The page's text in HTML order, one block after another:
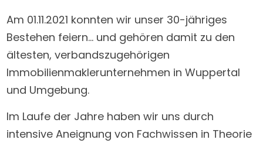
Am 01.11.2021 konnten wir unser 30-jähriges
Bestehen feiern… und gehören damit zu den
ältesten, verbandszugehörigen
Immobilienmaklerunternehmen in Wuppertal
und Umgebung.
Im Laufe der Jahre haben wir uns durch
intensive Aneignung von Fachwissen in Theorie